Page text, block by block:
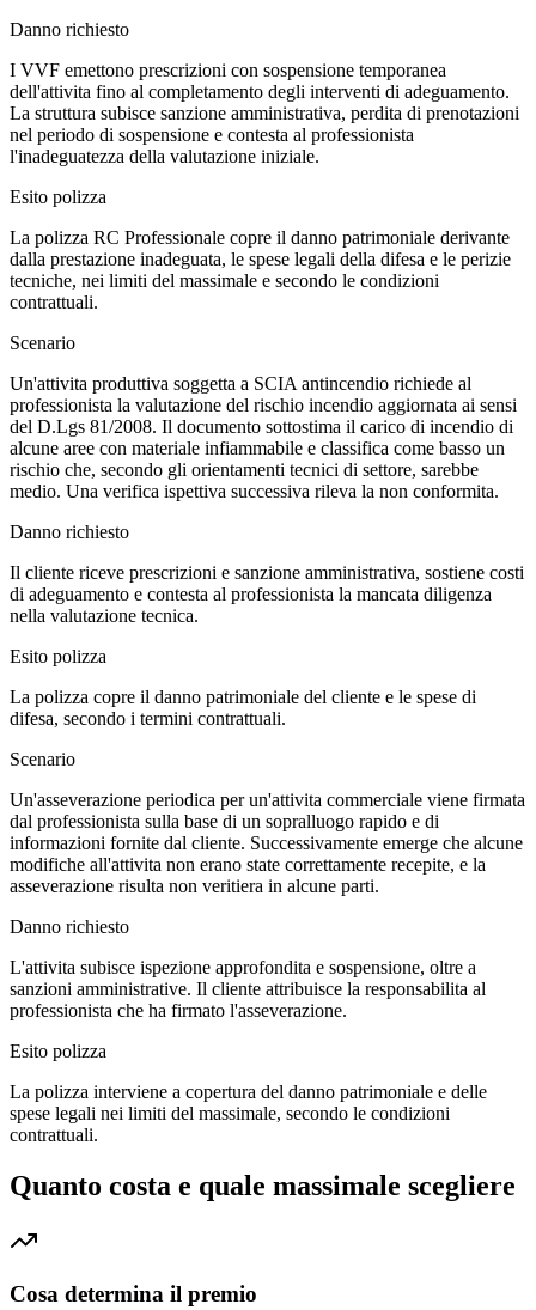
Danno richiesto
I VVF emettono prescrizioni con sospensione temporanea
dell'attivita fino al completamento degli interventi di adeguamento.
La struttura subisce sanzione amministrativa, perdita di prenotazioni
nel periodo di sospensione e contesta al professionista
l'inadeguatezza della valutazione iniziale.
Esito polizza
La polizza RC Professionale copre il danno patrimoniale derivante
dalla prestazione inadeguata, le spese legali della difesa e le perizie
tecniche, nei limiti del massimale e secondo le condizioni
contrattuali.
Scenario
Un'attivita produttiva soggetta a SCIA antincendio richiede al
professionista la valutazione del rischio incendio aggiornata ai sensi
del D.Lgs 81/2008. Il documento sottostima il carico di incendio di
alcune aree con materiale infiammabile e classifica come basso un
rischio che, secondo gli orientamenti tecnici di settore, sarebbe
medio. Una verifica ispettiva successiva rileva la non conformita.
Danno richiesto
Il cliente riceve prescrizioni e sanzione amministrativa, sostiene costi
di adeguamento e contesta al professionista la mancata diligenza
nella valutazione tecnica.
Esito polizza
La polizza copre il danno patrimoniale del cliente e le spese di
difesa, secondo i termini contrattuali.
Scenario
Un'asseverazione periodica per un'attivita commerciale viene firmata
dal professionista sulla base di un sopralluogo rapido e di
informazioni fornite dal cliente. Successivamente emerge che alcune
modifiche all'attivita non erano state correttamente recepite, e la
asseverazione risulta non veritiera in alcune parti.
Danno richiesto
L'attivita subisce ispezione approfondita e sospensione, oltre a
sanzioni amministrative. Il cliente attribuisce la responsabilita al
professionista che ha firmato l'asseverazione.
Esito polizza
La polizza interviene a copertura del danno patrimoniale e delle
spese legali nei limiti del massimale, secondo le condizioni
contrattuali.
Quanto costa e quale massimale scegliere
Cosa determina il premio